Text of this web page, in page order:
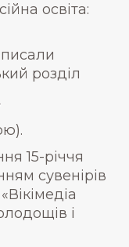
освіта:
розділ
15-річчя
сувенірів
і